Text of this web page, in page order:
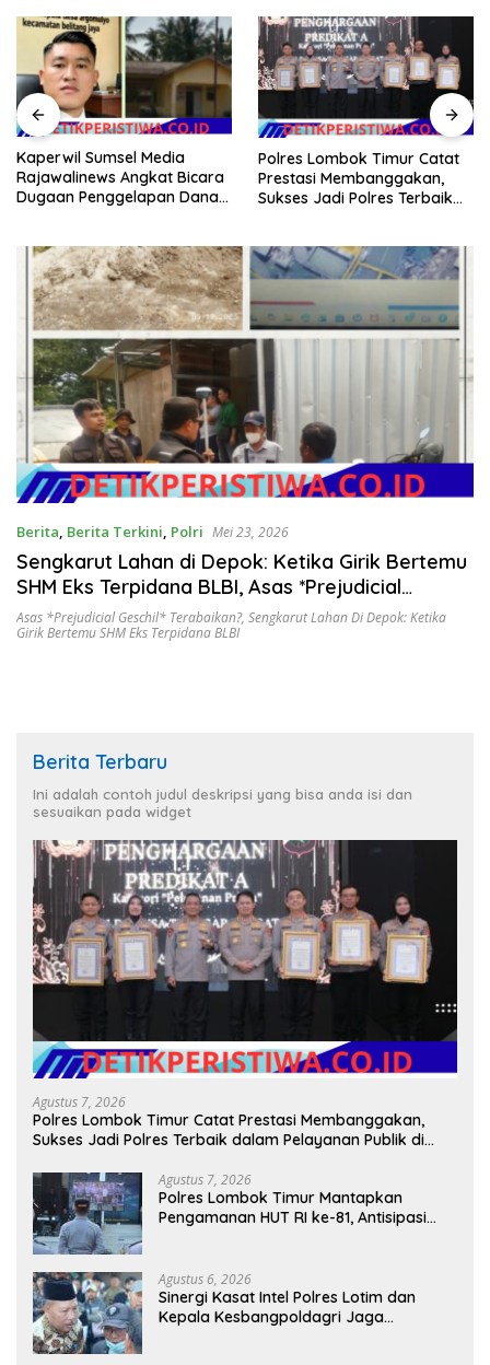
Kaperwil Sumsel Media
Rajawalinews Angkat Bicara
Dugaan Penggelapan Dana
Hilang 3 Bulan Bawa
Anggaran Pembangunan
Polres Lombok Timur Catat
Prestasi Membanggakan,
Sukses Jadi Polres Terbaik
Berita, Berita Terkini, Polri Mei 23, 2026
Sengkarut Lahan di Depok: Ketika Girik Bertemu
SHM Eks Terpidana BLBI, Asas *Prejudicial
Geschil* Terabaikan?
Asas *Prejudicial Geschil* Terabaikan?, Sengkarut Lahan Di Depok: Ketika
Girik Bertemu SHM Eks Terpidana BLBI
Berita Terbaru
Ini adalah contoh judul deskripsi yang bisa anda isi dan
sesuaikan pada widget
Agustus 7, 2026
Polres Lombok Timur Catat Prestasi Membanggakan,
Sukses Jadi Polres Terbaik dalam Pelayanan Publik di
Agustus 7, 2026
Polres Lombok Timur Mantapkan
Pengamanan HUT RI ke-81, Antisipasi
Agustus 6, 2026
Sinergi Kasat Intel Polres Lotim dan
Kepala Kesbangpoldagri Jaga